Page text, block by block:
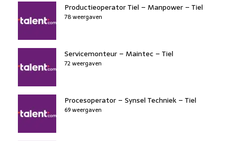
Productieoperator Tiel – Manpower – Tiel
78 weergaven
Servicemonteur – Maintec – Tiel
72 weergaven
Procesoperator – Synsel Techniek – Tiel
69 weergaven